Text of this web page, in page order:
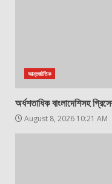
আন্তর্জাতিক
অর্ধশতাধিক বাংলাদেশিসহ
August 8, 2026 10:21 AM